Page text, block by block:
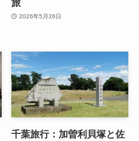
旅
2026年5月26日
千葉旅行：加曽利貝塚と佐